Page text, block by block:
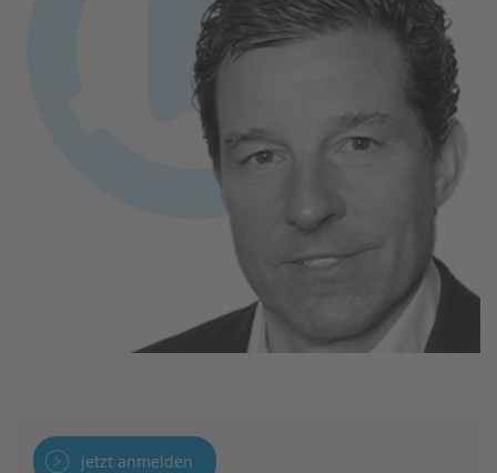
jetzt anmelden